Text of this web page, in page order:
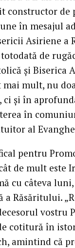
constructor de
în mesajul
Asiriene a
de
și Biserica
mai mult, nu
și în
în
al
pentru
de mult este
cu câteva luni,
Răsăritului.
vostru
cotitură în
amintind că